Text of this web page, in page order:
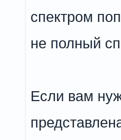
спектром
не полный
Если вам